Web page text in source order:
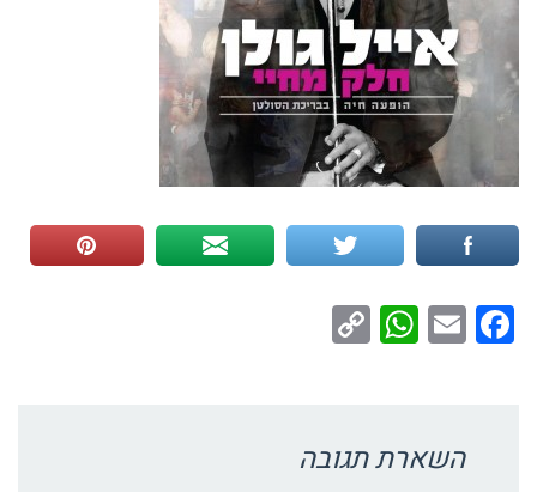
Facebook
Email
WhatsApp
השארת תגובה